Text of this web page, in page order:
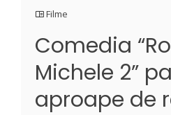
Filme
Comedia
Michele 2”
aproape de